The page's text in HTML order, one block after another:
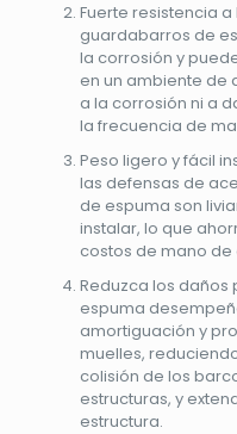
Fuerte resistencia
guardabarros de
la corrosión y
en un ambiente de
a la corrosión ni a
la frecuencia de
Peso ligero y fácil
las defensas de
de espuma son
instalar, lo que
costos de mano de
Reduzca los daños
espuma
amortiguación y
muelles,
colisión de los
estructuras, y
estructura.